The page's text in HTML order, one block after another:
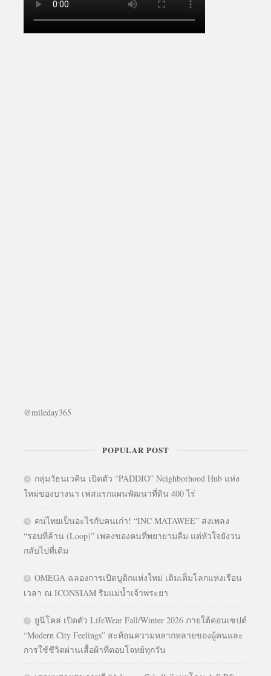
@mileday365
POPULAR POST
กลุ่มวัธนเวคิน เปิดตัว “PADDIO” Neighborhood Hub แห่ง
ใหม่ของบางนา เฟสแรกแผนพัฒนาที่ดิน 400 ไร่
คนไทยเป็นอะไรกับคนเก่า! “INC MATAWEE” ส่งเพลง
“รอบที่ล้าน (Loop)” เพลงของคนที่พยายามลืม แต่หัวใจยังวน
กลับไปที่เดิม
OMEGA ฉลองการเปิดบูติกแห่งใหม่ เติมเต็มโลกแห่งเรือน
เวลา ณ ICONSIAM ริมแม่น้ำเจ้าพระยา
ยูนิโคล่ เปิดตัว LifeWear Fall/Winter 2026 ภายใต้คอนเซปต์
“Modern City Feelings” สะท้อนความหลากหลายของผู้คนและ
การใช้ชีวิตผ่านเสื้อผ้าที่ตอบโจทย์ทุกวัน